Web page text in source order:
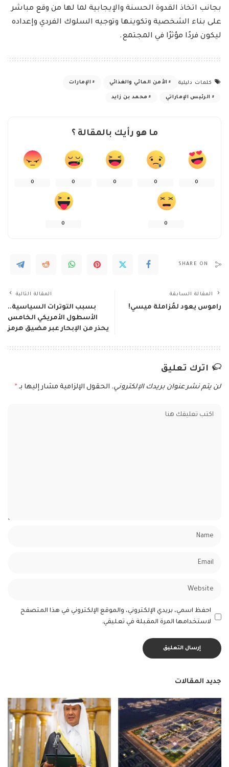
بجانب اتخاذ القدوة الحسنة والإيجابية لما لها من وقع مباشر
على بناء الشخصية وتكوينها وتوجيه السلوك الفردي وإعداده
ليكون فردًا مؤثرًا في المجتمع.
كلمات دليلية الأمن المائي والغذائي الإمارات
الرئيس الإماراتي محمد بن زايد
ما هو رأيك بالمقالة ؟
0
0
0
0
0
0
0
SHARE ON
المقالة السابقة
راموس يعود لمُزاملة ميسي!
المقالة التالية
بسبب التوترات السياسية..
الأسطول الأمريكي الخامس
يحذر من الإبحار عبر مضيق هرمز
اترك تعليق
لن يتم نشر عنوان بريدك الإلكتروني. الحقول الإلزامية مشار إليها بـ *
احفظ اسمي، بريدي الإلكتروني، والموقع الإلكتروني في هذا المتصفح
لاستخدامها المرة المقبلة في تعليقي.
جديد المقالات